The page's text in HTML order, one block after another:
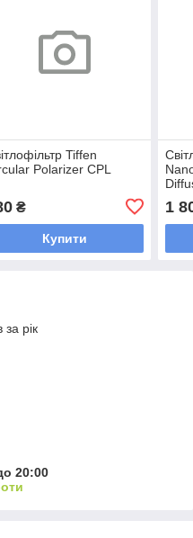
Tiffen
Polarizer CPL
₴
Купити
1
за рік
20:00